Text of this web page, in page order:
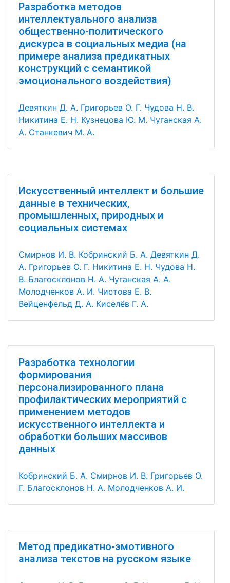
Разработка методов
интеллектуального анализа
общественно-политического
дискурса в социальных медиа (на
примере анализа предикатных
конструкций с семантикой
эмоционального воздействия)
Девяткин Д. А. Григорьев О. Г. Чудова Н. В.
Никитина Е. Н. Кузнецова Ю. М. Чуганская А.
А. Станкевич М. А.
Искусственный интеллект и большие
данные в технических,
промышленных, природных и
социальных системах
Смирнов И. В. Кобринский Б. А. Девяткин Д.
А. Григорьев О. Г. Никитина Е. Н. Чудова Н.
В. Благосклонов Н. А. Чуганская А. А.
Молодченков А. И. Чистова Е. В.
Вейценфельд Д. А. Киселёв Г. А.
Разработка технологии
формирования
персонализированного плана
профилактических мероприятий с
применением методов
искусственного интеллекта и
обработки больших массивов
данных
Кобринский Б. А. Смирнов И. В. Григорьев О.
Г. Благосклонов Н. А. Молодченков А. И.
Метод предикатно-эмотивного
анализа текстов на русском языке